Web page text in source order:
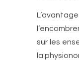
sur les
la